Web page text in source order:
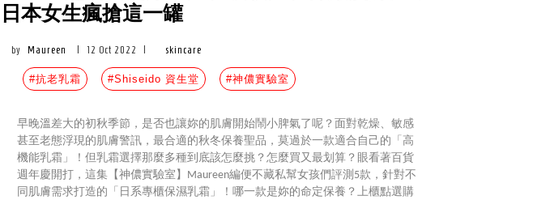
日本女生瘋搶這一罐
by Maureen 12 Oct 2022 skincare
#抗老乳霜 #Shiseido 資生堂 #神儂實驗室
早晚溫差大的初秋季節，是否也讓妳的肌膚開始鬧小脾氣了呢？面對乾燥、敏感
甚至老態浮現的肌膚警訊，最合適的秋冬保養聖品，莫過於一款適合自己的「高
機能乳霜」！但乳霜選擇那麼多種到底該怎麼挑？怎麼買又最划算？眼看著百貨
週年慶開打，這集【神儂實驗室】Maureen編便不藏私幫女孩們評測5款，針對不
同肌膚需求打造的「日系專櫃保濕乳霜」！哪一款是妳的命定保養？上櫃點選購